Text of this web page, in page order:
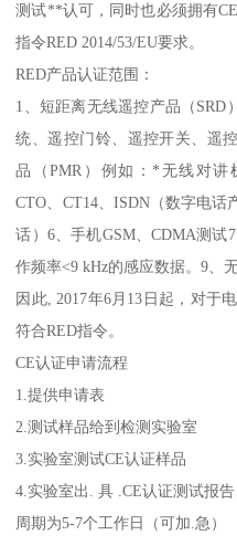
测试**认可，同时也必须拥有
指令RED 2014/53/EU要求。
RED产品认证范围：
1、短距离无线遥控产品（SRD
统、遥控门铃、遥控开关、遥
品（PMR）例如：*无线对
CTO、CT14、ISDN（数字电话
话）6、手机GSM、CDMA测试
作频率<9 kHz的感应数据。9、
因此, 2017年6月13日起，对于
符合RED指令。
CE认证申请流程
1.提供申请表
2.测试样品给到检测实验室
3.实验室测试CE认证样品
4.实验室出. 具 .CE认证测试报
周期为5-7个工作日（可加.急）